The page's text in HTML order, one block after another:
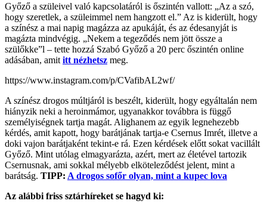
Győző a szüleivel való kapcsolatáról is őszintén vallott: „Az a szó,
hogy szeretlek, a szüleimmel nem hangzott el.” Az is kiderült, hogy
a színész a mai napig magázza az apukáját, és az édesanyját is
magázta mindvégig. „Nekem a tegeződés nem jött össze a
szülőkke”l – tette hozzá Szabó Győző a 20 perc őszintén online
adásában, amit itt nézhetsz meg.
https://www.instagram.com/p/CVafibAL2wf/
A színész drogos múltjáról is beszélt, kiderült, hogy egyáltalán nem
hiányzik neki a heroinmámor, ugyanakkor továbbra is függő
személyiségnek tartja magát. Alighanem az egyik legnehezebb
kérdés, amit kapott, hogy barátjának tartja-e Csernus Imrét, illetve a
doki vajon barátjaként tekint-e rá. Ezen kérdések előtt sokat vacillált
Győző. Mint utólag elmagyarázta, azért, mert az életével tartozik
Csernusnak, ami sokkal mélyebb elköteleződést jelent, mint a
barátság. TIPP: A drogos sofőr olyan, mint a kupec lova
Az alábbi friss sztárhíreket se hagyd ki: